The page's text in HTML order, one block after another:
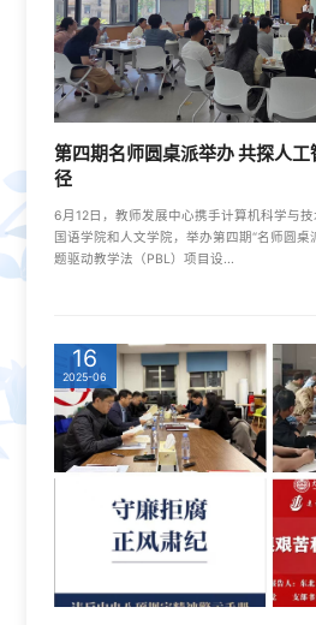
第四期名师圆桌派举办 共探人
径
6月12日，教师发展中心携手计算机科学与
国语学院和人文学院，举办第四期“名师圆桌
题驱动教学法（PBL）项目设...
16
2025-06